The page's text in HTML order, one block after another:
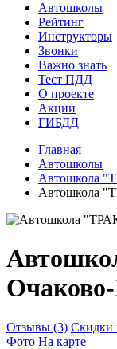
Автошколы
Рейтинг
Инструкторы
Звонки
Важно знать
Тест ПДД
О проекте
Акции
ГИБДД
Главная
Автошколы
Автошкола
Автошкола
Отзывы (3) Скидки
Фото На карте